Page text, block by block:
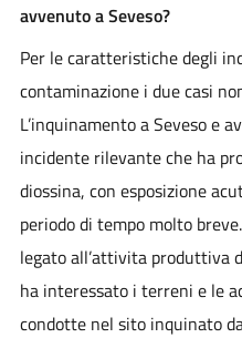
avvenuto a Seveso?
Per le caratteristiche degli
contaminazione i due casi
L’inquinamento a Seveso e
incidente rilevante che ha
diossina, con esposizione
periodo di tempo molto
legato all’attivita produttiva
ha interessato i terreni e le
condotte nel sito inquinato